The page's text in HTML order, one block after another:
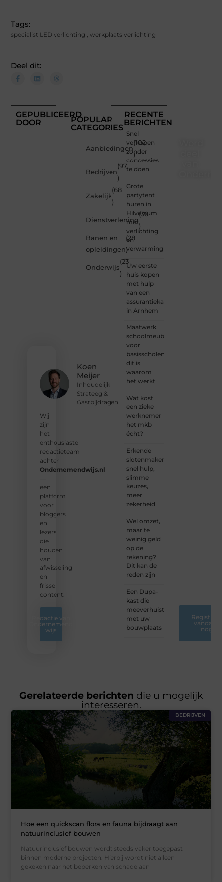
Tags:
specialist LED verlichting ,werkplaats verlichting
Deel dit:
GEPUBLICEERD
DOOR
Koen
Meijer
Inhoudelijk
Strateeg &
Gastbijdragen
Wij
zijn
het
enthousiaste
redactieteam
achter
Ondernemendwijs.nl
—
een
platform
voor
bloggers
en
lezers
die
houden
van
afwisseling
en
frisse
content.
Redactie van
Ondernemend
wijs
POPULAR
CATEGORIES
Aanbiedingen
(102
)
Bedrijven
(97
)
Zakelijk
(68
)
Dienstverlening
(36
)
Banen en
opleidingen
(28
)
Onderwijs
(23
)
RECENTE
BERICHTEN
Snel
verkopen
zonder
concessies
te doen
Grote
partytent
huren in
Hilversum
met
verlichting
en
verwarming
Uw eerste
huis kopen
met hulp
van een
assurantiekantoor
in Arnhem
Maatwerk
schoolmeubilair
voor
basisscholen:
dit is
waarom
het werkt
Wat kost
een zieke
werknemer
het mkb
écht?
Erkende
slotenmakers:
snel hulp,
slimme
keuzes,
meer
zekerheid
Wel omzet,
maar te
weinig geld
op de
rekening?
Dit kan de
reden zijn
Een Dupa-
kast die
meeverhuist
met uw
bouwplaats
Registreer
vandaag
nog
Gerelateerde berichten die u mogelijk
interesseren.
BEDRIJVEN
Hoe een quickscan flora en fauna bijdraagt aan
natuurinclusief bouwen
Natuurinclusief bouwen wordt steeds vaker toegepast
binnen moderne projecten. Hierbij wordt niet alleen
gekeken naar het beperken van schade aan